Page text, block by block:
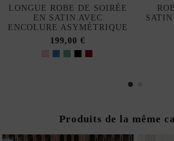
LONGUE ROBE DE SOIRÉE
EN SATIN AVEC
ENCOLURE ASYMÉTRIQUE
199,00 €
Produits de la même